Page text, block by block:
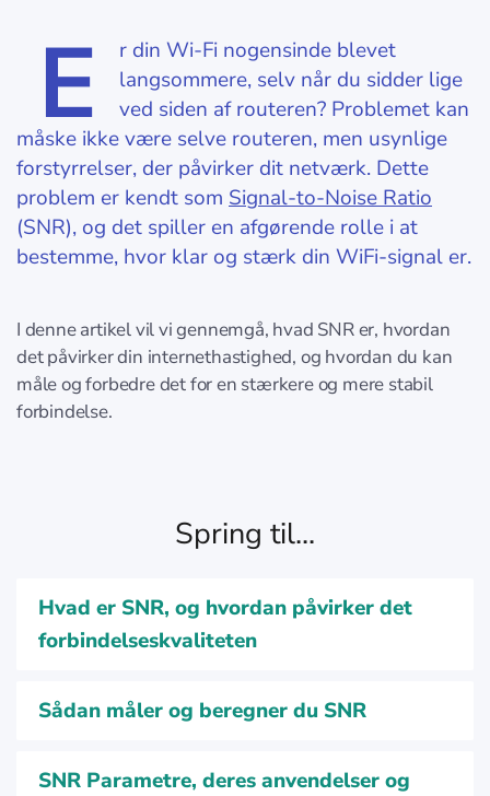
E
r din Wi-Fi nogensinde blevet
langsommere, selv når du sidder lige
ved siden af routeren? Problemet kan
måske ikke være selve routeren, men usynlige
forstyrrelser, der påvirker dit netværk. Dette
problem er kendt som Signal-to-Noise Ratio
(SNR), og det spiller en afgørende rolle i at
bestemme, hvor klar og stærk din WiFi-signal er.
I denne artikel vil vi gennemgå, hvad SNR er, hvordan
det påvirker din internethastighed, og hvordan du kan
måle og forbedre det for en stærkere og mere stabil
forbindelse.
Spring til...
Hvad er SNR, og hvordan påvirker det
forbindelseskvaliteten
Sådan måler og beregner du SNR
SNR Parametre, deres anvendelser og